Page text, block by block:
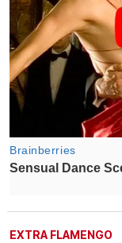
EXTRA FLAMENGO